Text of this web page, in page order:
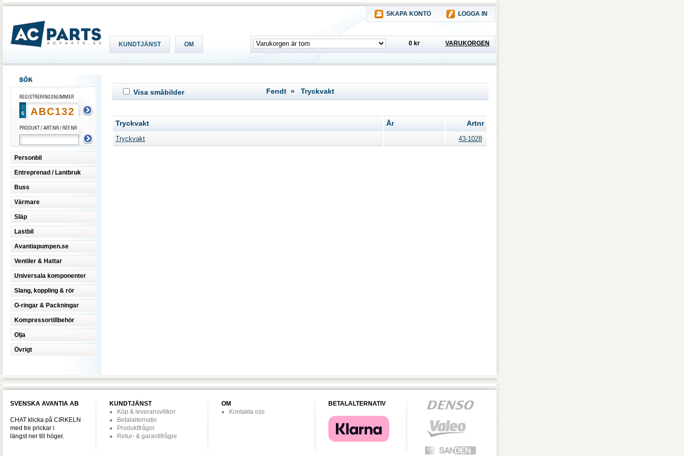
SKAPA KONTO LOGGA IN
KUNDTJÄNST OM 0 kr VARUKORGEN
Personbil
Entreprenad / Lantbruk
Buss
Värmare
Släp
Lastbil
Avantiapumpen.se
Ventiler & Hattar
Universala komponenter
Slang, koppling & rör
O-ringar & Packningar
Kompressortillbehör
Olja
Övrigt
Visa småbilder Fendt » Tryckvakt
Tryckvakt År Artnr
Tryckvakt 43-1028
SVENSKA AVANTIA AB
CHAT klicka på CIRKELN
med tre prickar i
längst ner till höger.
KUNDTJÄNST
Köp & leveransvillkor
Betalalternativ
Produktfrågor
Retur- & garantifrågor
OM
Kontakta oss
BETALALTERNATIV